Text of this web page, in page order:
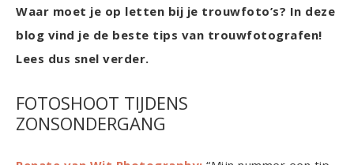
Waar moet je op letten bij je trouwfoto’s? In deze
blog vind je de beste tips van trouwfotografen!
Lees dus snel verder.
FOTOSHOOT TIJDENS
ZONSONDERGANG